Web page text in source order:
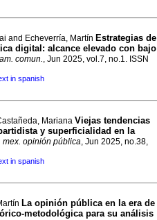
and Echeverría, Martín Estrategias de
digital: alcance elevado con bajo
comun., Jun 2025, vol.7, no.1. ISSN
in spanish
Mariana Viejas tendencias
y superficialidad en la
mex. opinión pública, Jun 2025, no.38,
in spanish
La opinión pública en la era de
metodológica para su análisis